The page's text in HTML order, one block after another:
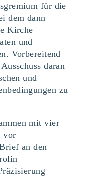
für die
dem dann
Kirche
und
Vorbereitend
daran
und
zu
mit vier
vor
an den